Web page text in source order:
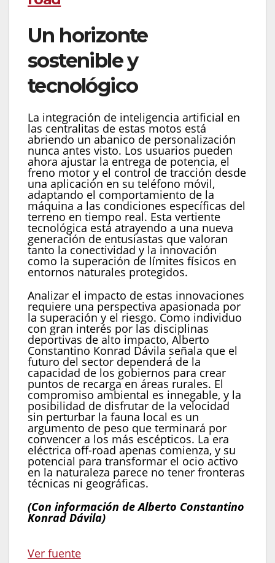
Un horizonte
sostenible y
tecnológico
La integración de inteligencia artificial en
las centralitas de estas motos está
abriendo un abanico de personalización
nunca antes visto. Los usuarios pueden
ahora ajustar la entrega de potencia, el
freno motor y el control de tracción desde
una aplicación en su teléfono móvil,
adaptando el comportamiento de la
máquina a las condiciones específicas del
terreno en tiempo real. Esta vertiente
tecnológica está atrayendo a una nueva
generación de entusiastas que valoran
tanto la conectividad y la innovación
como la superación de límites físicos en
entornos naturales protegidos.
Analizar el impacto de estas innovaciones
requiere una perspectiva apasionada por
la superación y el riesgo. Como individuo
con gran interés por las disciplinas
deportivas de alto impacto, Alberto
Constantino Konrad Dávila señala que el
futuro del sector dependerá de la
capacidad de los gobiernos para crear
puntos de recarga en áreas rurales. El
compromiso ambiental es innegable, y la
posibilidad de disfrutar de la velocidad
sin perturbar la fauna local es un
argumento de peso que terminará por
convencer a los más escépticos. La era
eléctrica off-road apenas comienza, y su
potencial para transformar el ocio activo
en la naturaleza parece no tener fronteras
técnicas ni geográficas.
(Con información de Alberto Constantino
Konrad Dávila)
Navegación
Ver fuente